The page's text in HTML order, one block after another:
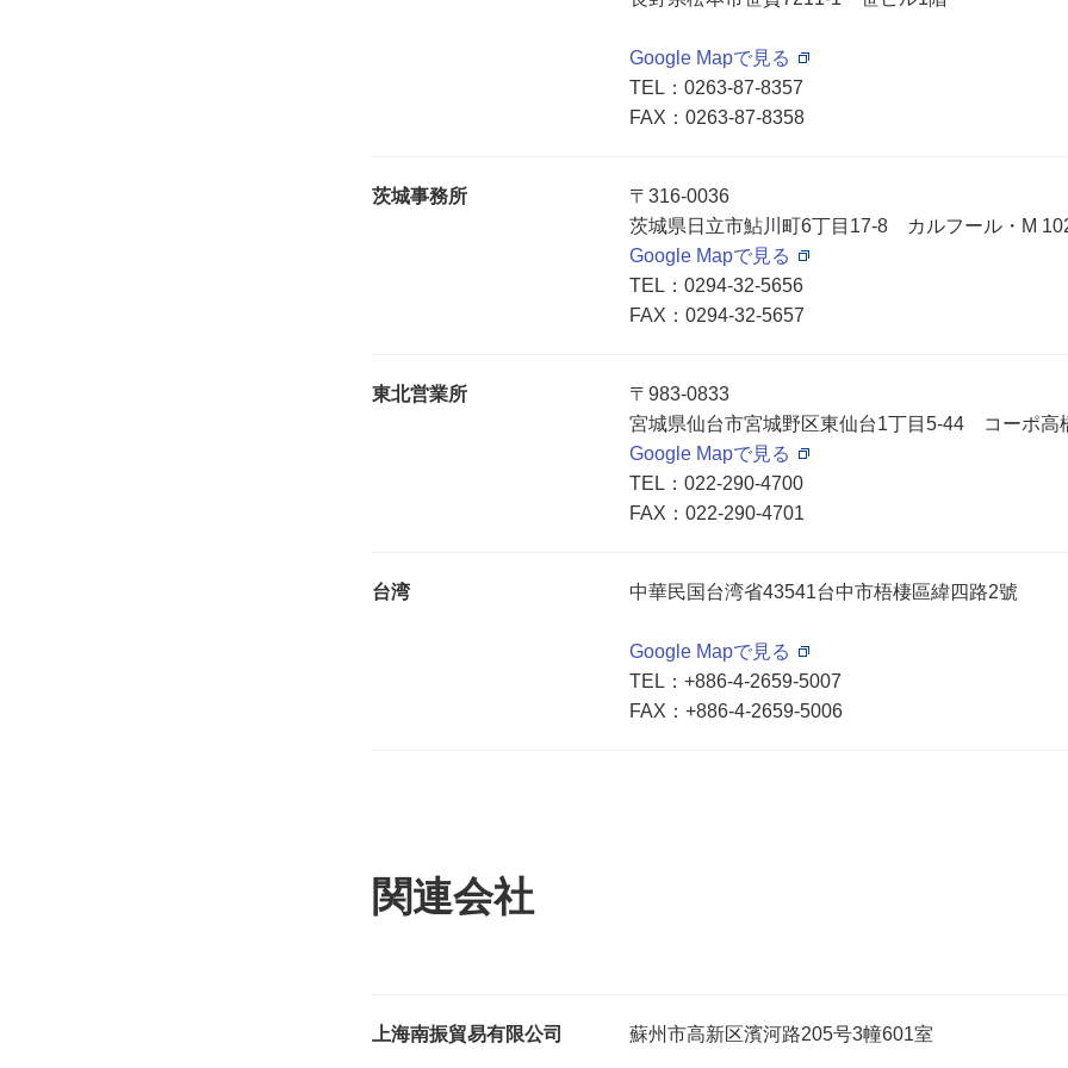
Google Mapで見る
TEL： 0263-87-8357
FAX：0263-87-8358
茨城事務所
〒316-0036
茨城県日立市鮎川町6丁目17-8 カルフール・M
Google Mapで見る
TEL： 0294-32-5656
FAX：0294-32-5657
東北営業所
〒983-0833
宮城県仙台市宮城野区東仙台1丁目5-44 コーポ高
Google Mapで見る
TEL： 022-290-4700
FAX：022-290-4701
台湾 中華民国台湾省43541台中市梧棲區緯四路2號
Google Mapで見る
TEL： +886-4-2659-5007
FAX：+886-4-2659-5006
関連会社
上海南振貿易有限公司 蘇州市高新区濱河路205号3幢601室